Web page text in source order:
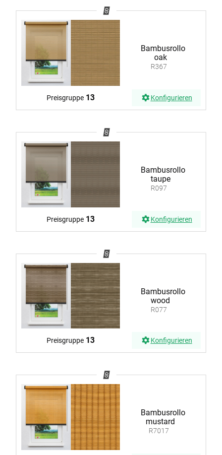
Bambusrollo
oak
R367
Preisgruppe 13 Konfigurieren
Bambusrollo
taupe
R097
Preisgruppe 13 Konfigurieren
Bambusrollo
wood
R077
Preisgruppe 13 Konfigurieren
Bambusrollo
mustard
R7017